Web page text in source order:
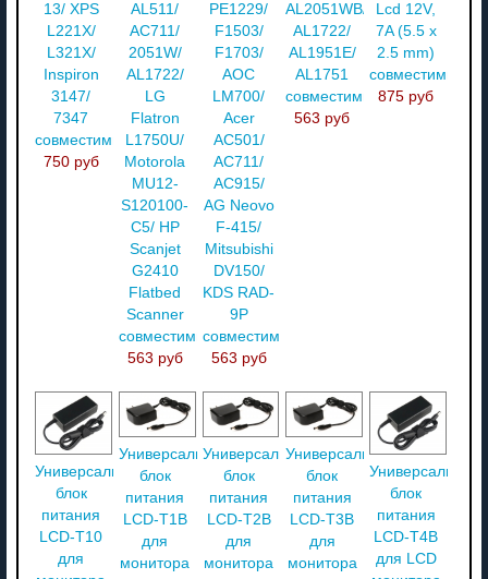
13/ XPS
L221X/
L321X/
Inspiron
3147/
7347
совместимый
750 руб
AL511/
AC711/
2051W/
AL1722/
LG
Flatron
L1750U/
Motorola
MU12-
S120100-
C5/ HP
Scanjet
G2410
Flatbed
Scanner
совместимый
563 руб
PE1229/
F1503/
F1703/
AOC
LM700/
Acer
AC501/
AC711/
AC915/
AG Neovo
F-415/
Mitsubishi
DV150/
KDS RAD-
9P
совместимый
563 руб
AL2051WB/
AL1722/
AL1951E/
AL1751
совместимый
563 руб
Lcd 12V,
7A (5.5 x
2.5 mm)
совместимый
875 руб
Универсальный
блок
питания
LCD-T10
для
Универсальный
блок
питания
LCD-T1B
для
монитора
Универсальный
блок
питания
LCD-T2B
для
монитора
Универсальный
блок
питания
LCD-T3B
для
монитора
Универсальный
блок
питания
LCD-T4B
для LCD